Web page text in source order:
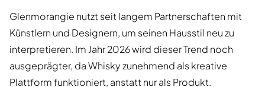
Glenmorangie nutzt seit langem Partnerschaften mit
Künstlern und Designern, um seinen Hausstil neu zu
interpretieren. Im Jahr 2026 wird dieser Trend noch
ausgeprägter, da Whisky zunehmend als kreative
Plattform funktioniert, anstatt nur als Produkt.